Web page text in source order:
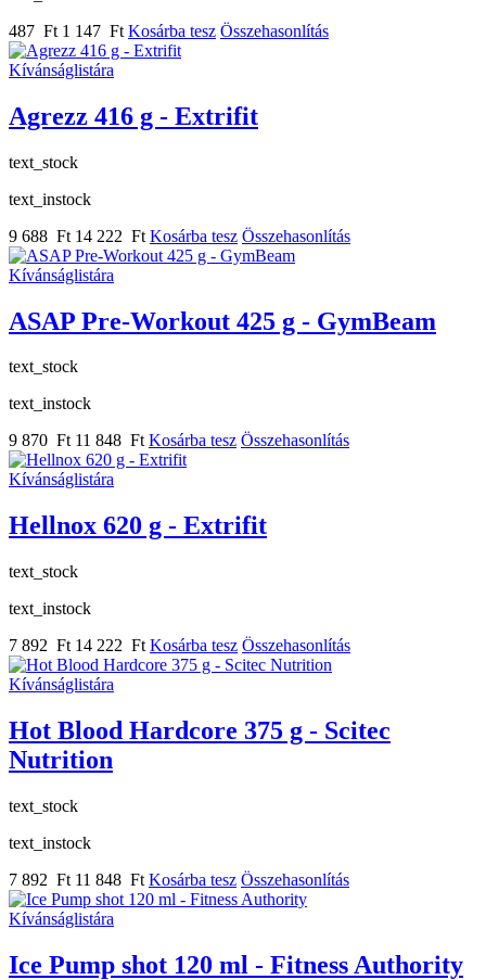
487 Ft 1 147 Ft Kosárba tesz Összehasonlítás
Kívánságlistára
Agrezz 416 g - Extrifit
text_stock
text_instock
9 688 Ft 14 222 Ft Kosárba tesz Összehasonlítás
Kívánságlistára
ASAP Pre-Workout 425 g - GymBeam
text_stock
text_instock
9 870 Ft 11 848 Ft Kosárba tesz Összehasonlítás
Kívánságlistára
Hellnox 620 g - Extrifit
text_stock
text_instock
7 892 Ft 14 222 Ft Kosárba tesz Összehasonlítás
Kívánságlistára
Hot Blood Hardcore 375 g - Scitec
Nutrition
text_stock
text_instock
7 892 Ft 11 848 Ft Kosárba tesz Összehasonlítás
Kívánságlistára
Ice Pump shot 120 ml - Fitness Authority